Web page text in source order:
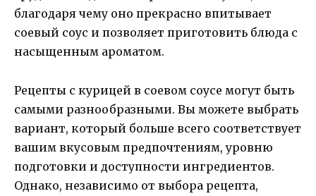
благодаря чему оно прекрасно впитывает
соевый соус и позволяет приготовить блюда с
насыщенным ароматом.
Рецепты с курицей в соевом соусе могут быть
самыми разнообразными. Вы можете выбрать
вариант, который больше всего соответствует
вашим вкусовым предпочтениям, уровню
подготовки и доступности ингредиентов.
Однако, независимо от выбора рецепта,